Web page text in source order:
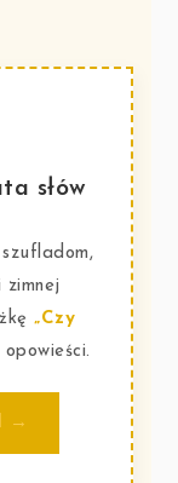
słów
zimnej
„Czy
→